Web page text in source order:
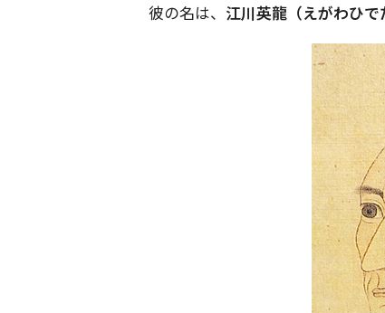
彼の名は、 江川英龍（えがわひで